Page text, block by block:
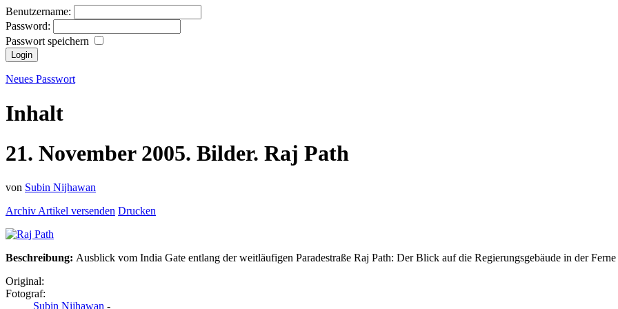
Benutzername:
Password:
Passwort speichern
Neues Passwort
Inhalt
21. November 2005. Bilder. Raj Path
von Subin Nijhawan
Archiv Artikel versenden Drucken
Beschreibung: Ausblick vom India Gate entlang der weitläufigen Paradestraße Raj Path: Der Blick auf die Regierungsgebäude in der
Original:
Fotograf:
Subin Nijhawan -